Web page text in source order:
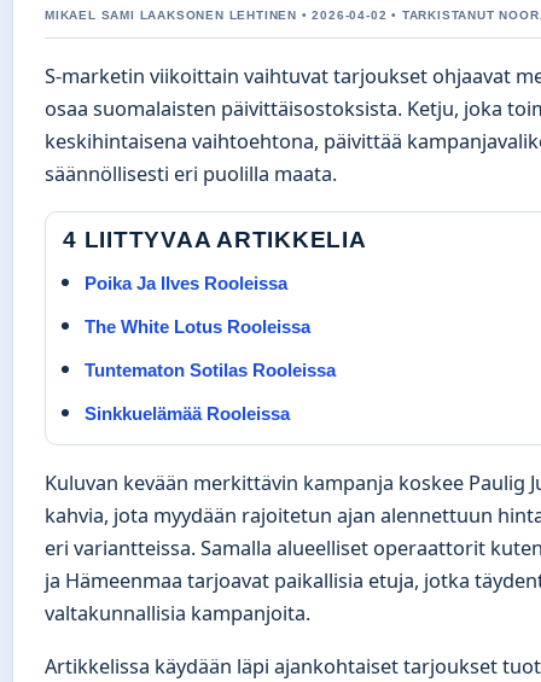
MIKAEL SAMI LAAKSONEN LEHTINEN • 2026-04-02 • TARKISTANUT
S-marketin viikoittain vaihtuvat tarjoukset ohjaavat
osaa suomalaisten päivittäisostoksista. Ketju, joka
keskihintaisena vaihtoehtona, päivittää
säännöllisesti eri puolilla maata.
4 LIITTYVAA ARTIKKELIA
Poika Ja Ilves Rooleissa
The White Lotus Rooleissa
Tuntematon Sotilas Rooleissa
Sinkkuelämää Rooleissa
Kuluvan kevään merkittävin kampanja koskee Paulig
kahvia, jota myydään rajoitetun ajan alennettuun
eri variantteissa. Samalla alueelliset operaattorit
ja Hämeenmaa tarjoavat paikallisia etuja, jotka
valtakunnallisia kampanjoita.
Artikkelissa käydään läpi ajankohtaiset tarjoukset